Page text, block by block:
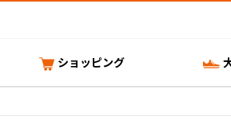
ショッピング